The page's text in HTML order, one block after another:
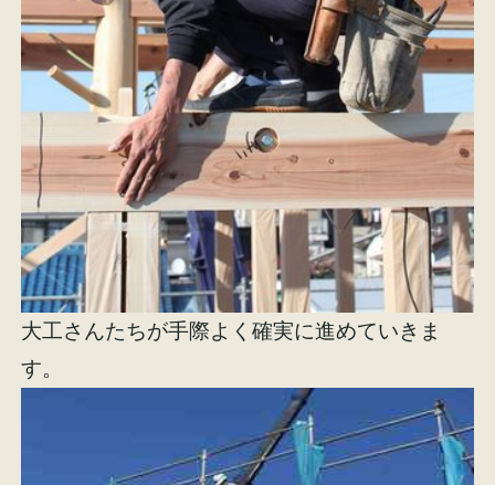
大工さんたちが手際よく確実に進めていきま
す。